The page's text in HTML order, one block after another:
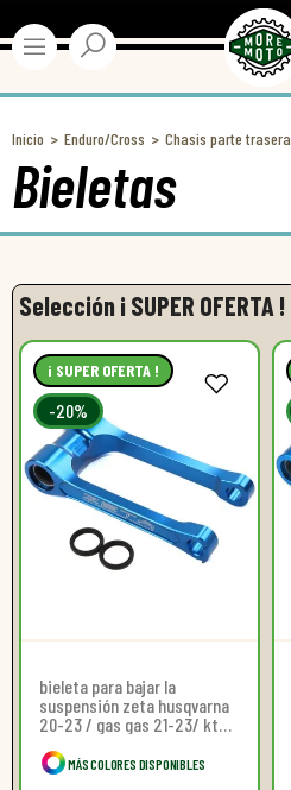
Inicio Enduro/Cross Chasis parte trasera
Bieletas
Selección ¡ SUPER OFERTA !
¡ SUPER OFERTA !
-20%
bieleta para bajar la
suspensión zeta husqvarna
20-23 / gas gas 21-23/ ktm
MÁS COLORES DISPONIBLES